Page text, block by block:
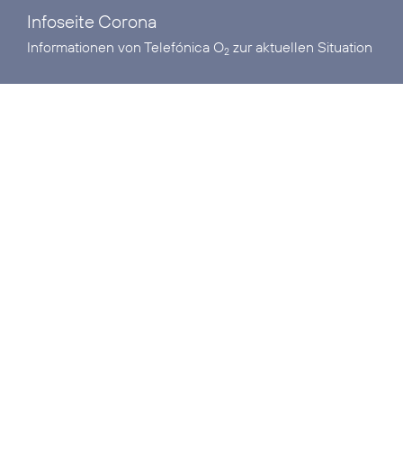
Infoseite Corona
Informationen von Telefónica O2 zur aktuellen Situation